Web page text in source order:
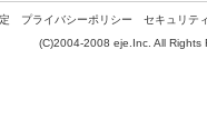
プライバシーポリシー
セキュリテ
(C)2004-2008 eje.Inc. All Rights